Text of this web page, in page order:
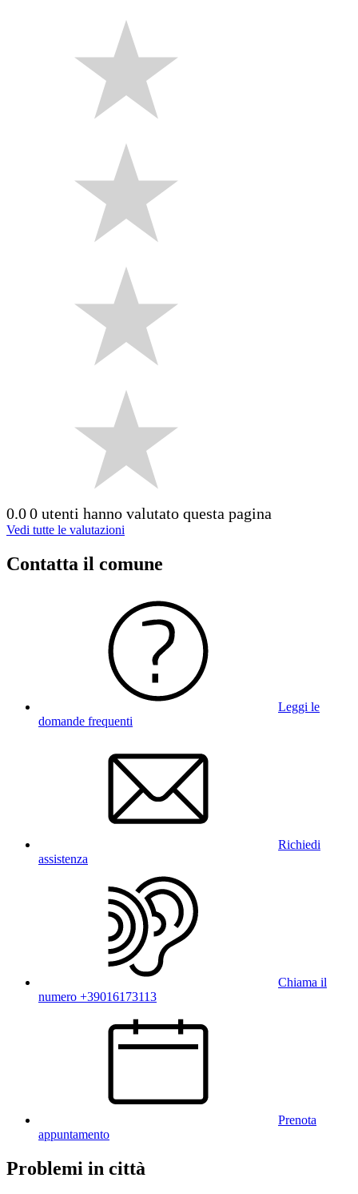
0.00 utenti hanno valutato questa pagina
Vedi tutte le valutazioni
Contatta il comune
Leggi le
domande frequenti
Richiedi
assistenza
Chiama il
numero +39016173113
Prenota
appuntamento
Problemi in città